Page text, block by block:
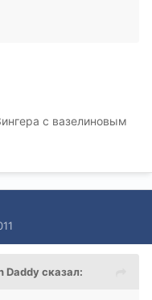
с вазелиновым
Daddy сказал: